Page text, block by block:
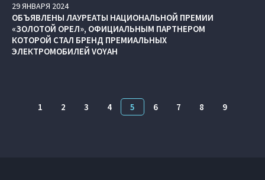
29ЯНВАРЯ 2024
ОБЪЯВЛЕНЫ ЛАУРЕАТЫ НАЦИОНАЛЬНОЙ ПРЕМИИ
«ЗОЛОТОЙ ОРЕЛ», ОФИЦИАЛЬНЫМ ПАРТНЕРОМ
КОТОРОЙ СТАЛ БРЕНД ПРЕМИАЛЬНЫХ
ЭЛЕКТРОМОБИЛЕЙ VOYAH
1 2 3 4 5 6 7 8 9